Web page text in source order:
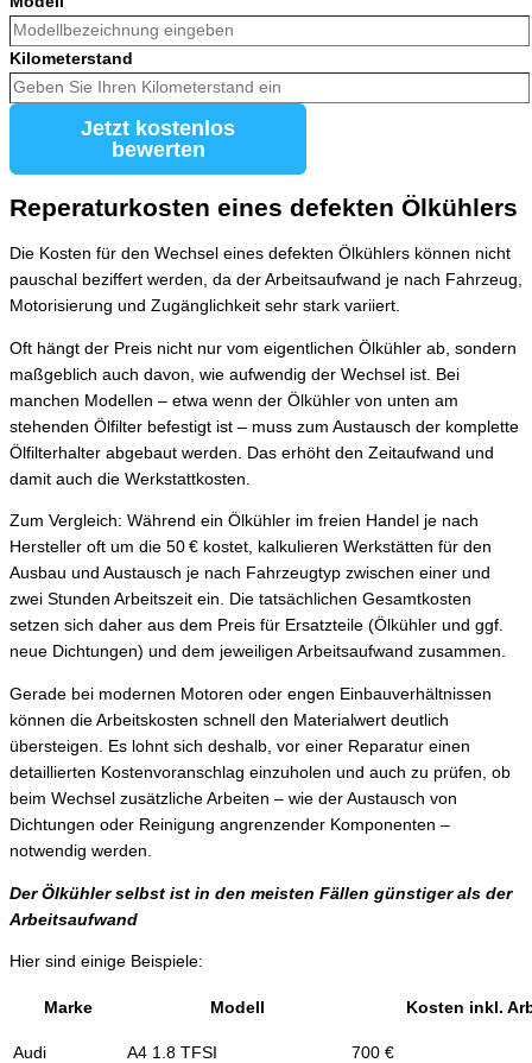
Kilometerstand
Jetzt kostenlos
bewerten
Reperaturkosten eines defekten Ölkühlers
Die Kosten für den Wechsel eines defekten Ölkühlers können nicht
pauschal beziffert werden, da der Arbeitsaufwand je nach Fahrzeug,
Motorisierung und Zugänglichkeit sehr stark variiert.
Oft hängt der Preis nicht nur vom eigentlichen Ölkühler ab, sondern
maßgeblich auch davon, wie aufwendig der Wechsel ist. Bei
manchen Modellen – etwa wenn der Ölkühler von unten am
stehenden Ölfilter befestigt ist – muss zum Austausch der komplette
Ölfilterhalter abgebaut werden. Das erhöht den Zeitaufwand und
damit auch die Werkstattkosten.
Zum Vergleich: Während ein Ölkühler im freien Handel je nach
Hersteller oft um die 50 € kostet, kalkulieren Werkstätten für den
Ausbau und Austausch je nach Fahrzeugtyp zwischen einer und
zwei Stunden Arbeitszeit ein. Die tatsächlichen Gesamtkosten
setzen sich daher aus dem Preis für Ersatzteile (Ölkühler und ggf.
neue Dichtungen) und dem jeweiligen Arbeitsaufwand zusammen.
Gerade bei modernen Motoren oder engen Einbauverhältnissen
können die Arbeitskosten schnell den Materialwert deutlich
übersteigen. Es lohnt sich deshalb, vor einer Reparatur einen
detaillierten Kostenvoranschlag einzuholen und auch zu prüfen, ob
beim Wechsel zusätzliche Arbeiten – wie der Austausch von
Dichtungen oder Reinigung angrenzender Komponenten –
notwendig werden.
Der Ölkühler selbst ist in den meisten Fällen günstiger als der
Arbeitsaufwand
Hier sind einige Beispiele:
Marke Modell Kosten inkl.
Audi A4 1.8 TFSI 700 €